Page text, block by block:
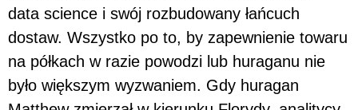
data science i swój rozbudowany łańcuch
dostaw. Wszystko po to, by zapewnienie towaru
na półkach w razie powodzi lub huraganu nie
było większym wyzwaniem. Gdy huragan